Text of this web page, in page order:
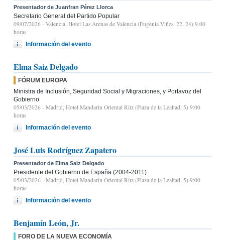
Presentador de Juanfran Pérez Llorca
Secretario General del Partido Popular
09/07/2026 - Valencia, Hotel Las Arenas de Valencia (Eugènia Viñes, 22, 24) 9.00
horas
Información del evento
Elma Saiz Delgado
FÓRUM EUROPA
Ministra de Inclusión, Seguridad Social y Migraciones, y Portavoz del
Gobierno
05/03/2026 - Madrid, Hotel Mandarin Oriental Ritz (Plaza de la Lealtad, 5) 9:00
horas
Información del evento
José Luis Rodríguez Zapatero
Presentador de Elma Saiz Delgado
Presidente del Gobierno de España (2004-2011)
05/03/2026 - Madrid, Hotel Mandarin Oriental Ritz (Plaza de la Lealtad, 5) 9:00
horas
Información del evento
Benjamín León, Jr.
FORO DE LA NUEVA ECONOMÍA